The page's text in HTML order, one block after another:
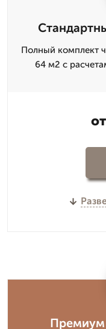
Полный комплект
64 м2 с
Премиум